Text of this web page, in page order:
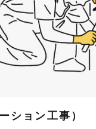
ション工事）